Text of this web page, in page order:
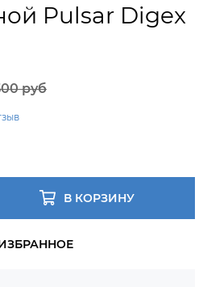
Pulsar Digex
руб
В КОРЗИНУ